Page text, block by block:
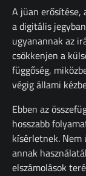
A jüan erősítése,
a digitális
ugyanannak az
csökkenjen a
függőség,
végig állami
Ebben az
hosszabb
kísérletnek.
annak
elszámolások